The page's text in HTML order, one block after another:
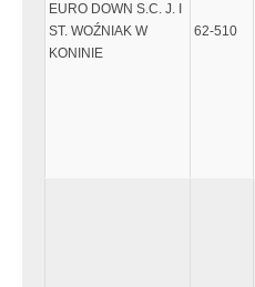
EURO DOWN S.C. J. I
ST. WOŹNIAK W
KONINIE
62-510